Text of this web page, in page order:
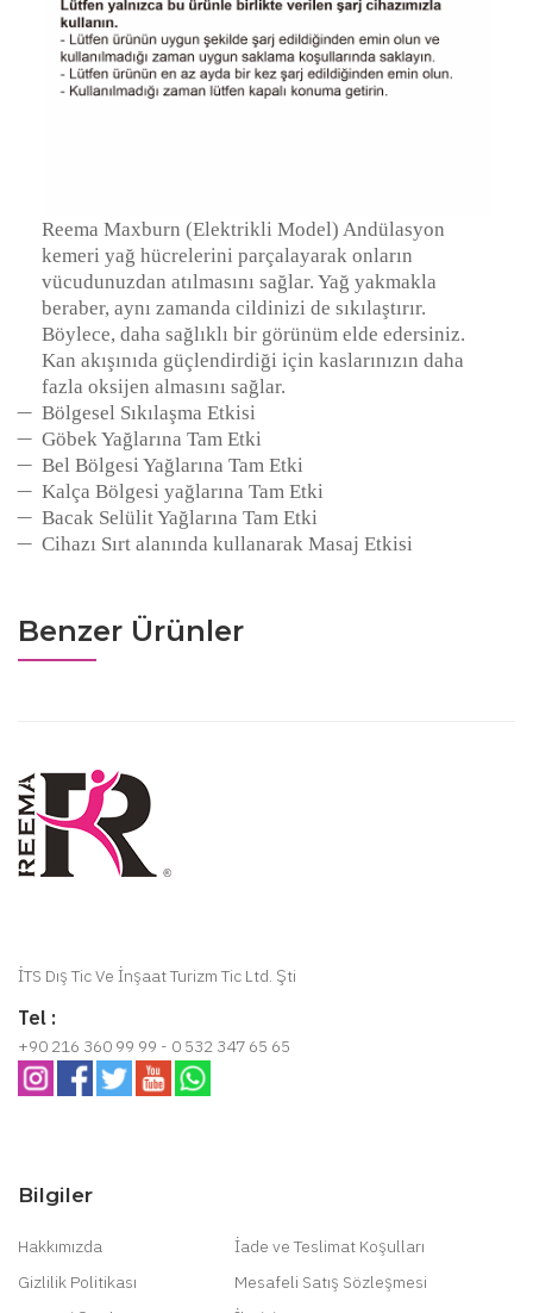
Reema Maxburn (Elektrikli Model) Andülasyon
kemeri yağ hücrelerini parçalayarak onların
vücudunuzdan atılmasını sağlar. Yağ yakmakla
beraber, aynı zamanda cildinizi de sıkılaştırır.
Böylece, daha sağlıklı bir görünüm elde edersiniz.
Kan akışınıda güçlendirdiği için kaslarınızın daha
fazla oksijen almasını sağlar.
Bölgesel Sıkılaşma Etkisi
Göbek Yağlarına Tam Etki
Bel Bölgesi Yağlarına Tam Etki
Kalça Bölgesi yağlarına Tam Etki
Bacak Selülit Yağlarına Tam Etki
Cihazı Sırt alanında kullanarak Masaj Etkisi
Benzer Ürünler
İTS Dış Tic Ve İnşaat Turizm Tic Ltd. Şti
Tel :
+90 216 360 99 99 - 0 532 347 65 65
Bilgiler
Hakkımızda
İade ve Teslimat Koşulları
Gizlilik Politikası
Mesafeli Satış Sözleşmesi